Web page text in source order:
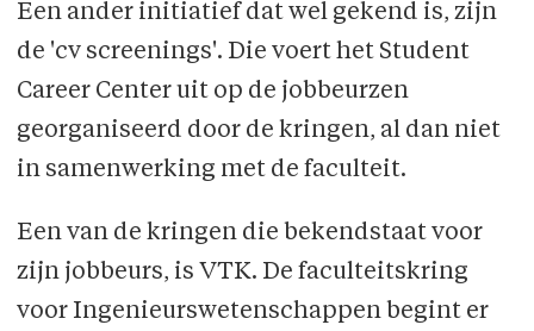
Een ander initiatief dat wel gekend is, zijn
de 'cv screenings'. Die voert het Student
Career Center uit op de jobbeurzen
georganiseerd door de kringen, al dan niet
in samenwerking met de faculteit.
Een van de kringen die bekendstaat voor
zijn jobbeurs, is VTK. De faculteitskring
voor Ingenieurswetenschappen begint er